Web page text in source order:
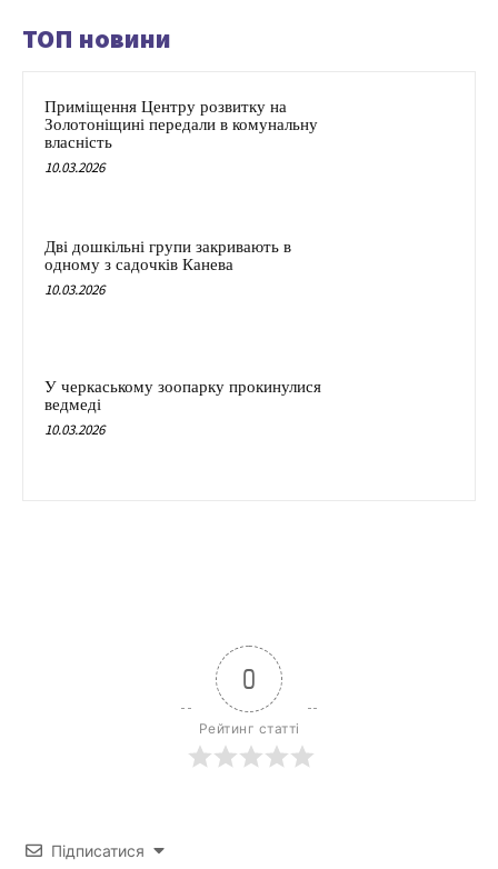
ТОП новини
Приміщення Центру розвитку на
Золотоніщині передали в комунальну
власність
10.03.2026
Дві дошкільні групи закривають в
одному з садочків Канева
10.03.2026
У черкаському зоопарку прокинулися
ведмеді
10.03.2026
0
Рейтинг статті
Підписатися